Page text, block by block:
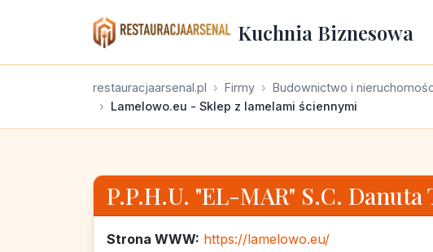
Kuchnia Biznesowa
restauracjaarsenal.pl Firmy Budownictwo i
Lamelowo.eu - Sklep z lamelami ściennymi
P.P.H.U. "EL-MAR" S.C.
Strona WWW: https://lamelowo.eu/